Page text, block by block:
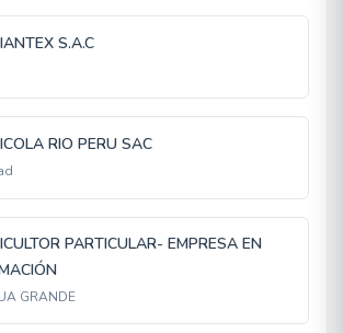
S.A.C
RIO PERU SAC
PARTICULAR- EMPRESA EN
GRANDE